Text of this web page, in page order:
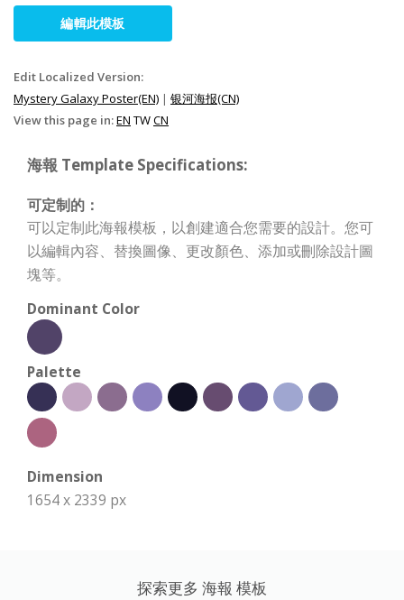
編輯此模板
Edit Localized Version:
Mystery Galaxy Poster(EN) | 银河海报(CN)
View this page in:EN TWCN
海報 Template Specifications:
可定制的：
可以定制此海報模板，以創建適合您需要的設計。您可
以編輯內容、替換圖像、更改顏色、添加或刪除設計圖
塊等。
Dominant Color
Palette
Dimension
1654 x 2339 px
探索更多 海報 模板